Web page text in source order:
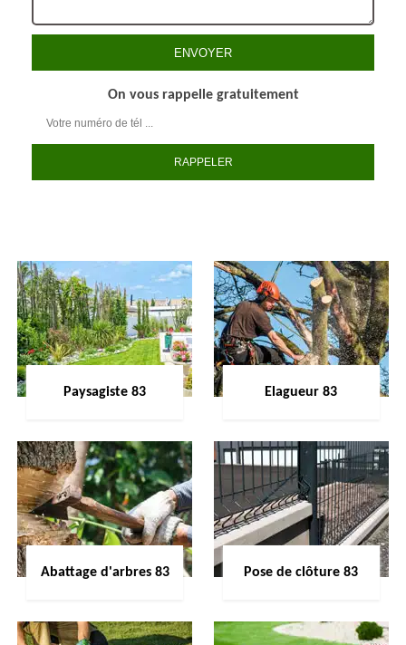
On vous rappelle gratuitement
Paysagiste 83 Elagueur 83
Abattage d'arbres 83 Pose de clôture 83